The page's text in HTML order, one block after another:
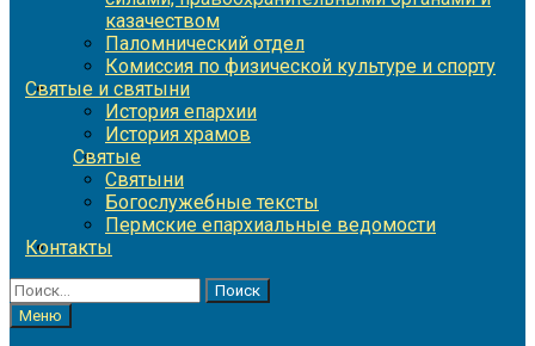
казачеством
Паломнический отдел
Комиссия по физической культуре и спорту
Святые и святыни
История епархии
История храмов
Святые
Святыни
Богослужебные тексты
Пермские епархиальные ведомости
Контакты
Найти:
Меню